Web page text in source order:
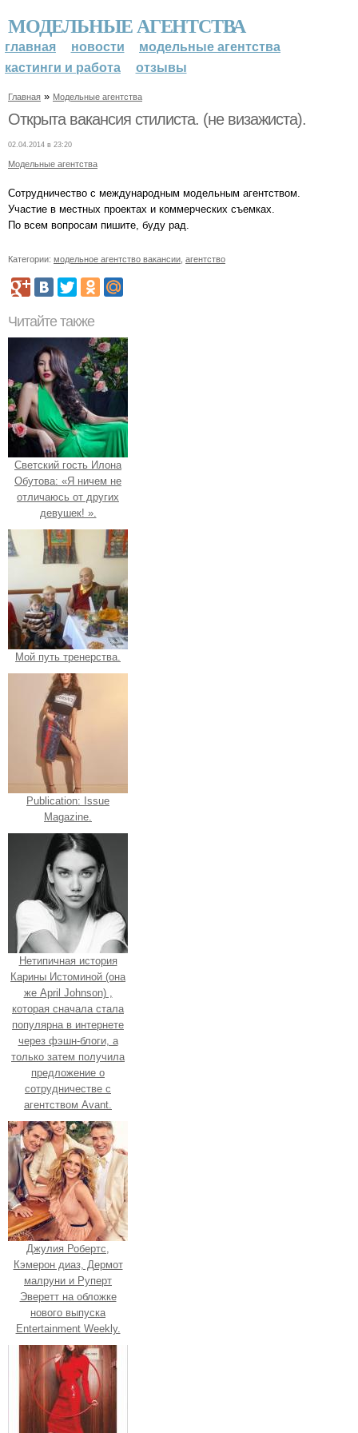
МОДЕЛЬНЫЕ АГЕНТСТВА
главная новости
модельные агентства
кастинги и работа
отзывы
Главная » Модельные агентства
Открыта вакансия стилиста. (не визажиста).
02.04.2014 в 23:20
Модельные агентства
Сотрудничество с международным модельным агентством.
Участие в местных проектах и коммерческих съемках.
По всем вопросам пишите, буду рад.
Категории: модельное агентство вакансии агентство
Читайте также
Светский гость Илона
Обутова: «Я ничем не
отличаюсь от других
девушек! ».
Мой путь тренерства.
Publication: Issue
Magazine.
Нетипичная история
Карины Истоминой (она
же April Johnson) ,
которая сначала стала
популярна в интернете
через фэшн-блоги, а
только затем получила
предложение о
сотрудничестве с
агентством Avant.
Джулия Робертс,
Кэмерон диаз, Дермот
малруни и Руперт
Эверетт на обложке
нового выпуска
Entertainment Weekly.